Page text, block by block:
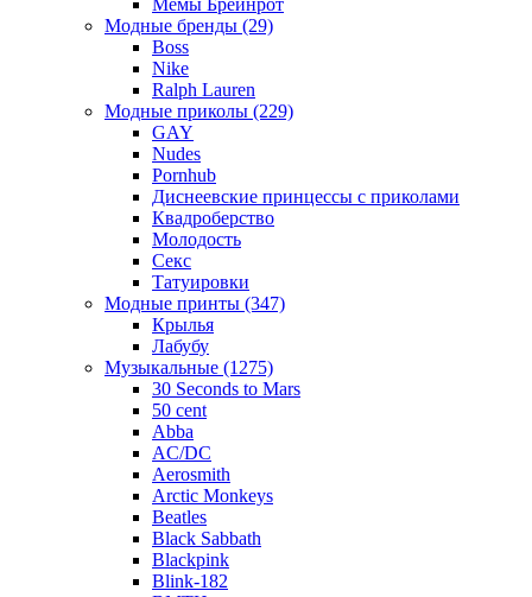
Мемы Брейнрот
Модные бренды (29)
Boss
Nike
Ralph Lauren
Модные приколы (229)
GAY
Nudes
Pornhub
Диснеевские принцессы с приколами
Квадроберство
Молодость
Секс
Татуировки
Модные принты (347)
Крылья
Лабубу
Музыкальные (1275)
30 Seconds to Mars
50 cent
Abba
AC/DC
Aerosmith
Arctic Monkeys
Beatles
Black Sabbath
Blackpink
Blink-182